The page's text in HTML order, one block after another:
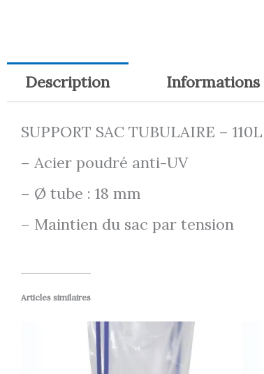
Description Informations
SUPPORT SAC TUBULAIRE – 110L
– Acier poudré anti-UV
– Ø tube : 18 mm
– Maintien du sac par tension
Articles similaires